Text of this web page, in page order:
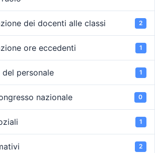
dei docenti alle classi 2
ore eccedenti 1
del personale 1
nazionale 0
1
2